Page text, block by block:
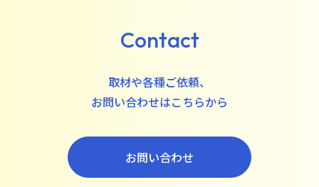
Contact
取材や各種ご依頼、
お問い合わせはこちらから
お問い合わせ